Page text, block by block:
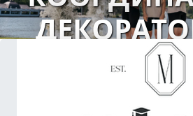
ЗАХІДНІЙ